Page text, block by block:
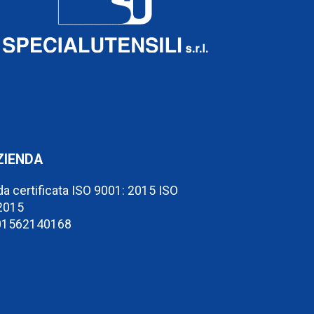
certificata ISO 9001: 2015 ISO